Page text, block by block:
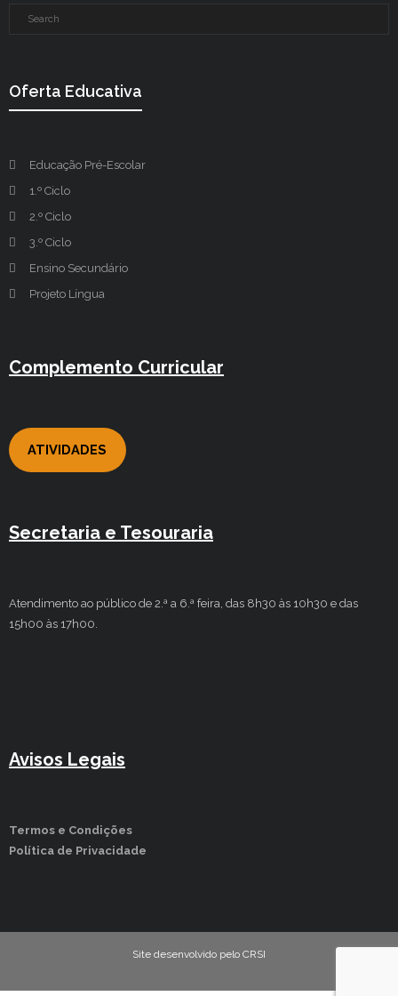
Oferta Educativa
Educação Pré-Escolar
1.º Ciclo
2.º Ciclo
3.º Ciclo
Ensino Secundário
Projeto Língua
Complemento Curricular
ATIVIDADES
Secretaria e Tesouraria
Atendimento ao público de 2.ª a 6.ª feira, das 8h30 às 10h30 e das
15h00 às 17h00.
Avisos Legais
Termos e Condições
Política de Privacidade
Site desenvolvido pelo CRSI